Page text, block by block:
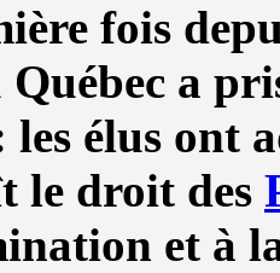
fois
a
les élus ont
le droit des
et à